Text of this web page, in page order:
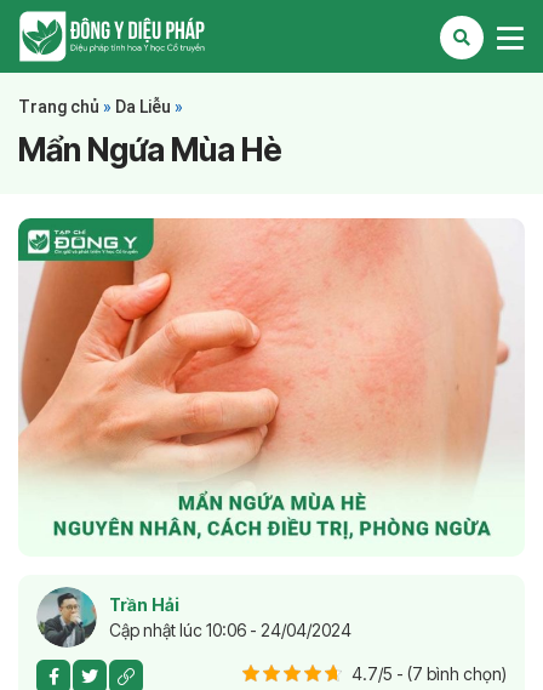
Trang chủ » Da Liễu »
Mẩn Ngứa Mùa Hè
Trần Hải
Cập nhật lúc 10:06 - 24/04/2024
4.7/5 - (7 bình chọn)